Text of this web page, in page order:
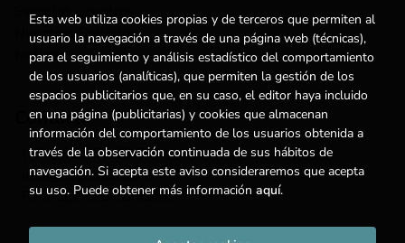
Escuelas y centros
Nuestros Servicios
Noticias
Contacto
(+34) 615 55 96 54
info@degestalt.com
Formulario de contacto
Esta web utiliza cookies propias y de terceros que permiten al
usuario la navegación a través de una página web (técnicas),
para el seguimiento y análisis estadístico del comportamiento
de los usuarios (analíticas), que permiten la gestión de los
espacios publicitarios que, en su caso, el editor haya incluido
en una página (publicitarias) y cookies que almacenan
información del comportamiento de los usuarios obtenida a
través de la observación continuada de sus hábitos de
navegación. Si acepta este aviso consideraremos que acepta
su uso. Puede obtener más información aquí.